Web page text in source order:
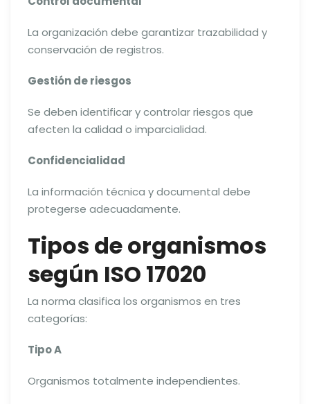
La organización debe garantizar trazabilidad y
conservación de registros.
Gestión de riesgos
Se deben identificar y controlar riesgos que
afecten la calidad o imparcialidad.
Confidencialidad
La información técnica y documental debe
protegerse adecuadamente.
Tipos de organismos
según ISO 17020
La norma clasifica los organismos en tres
categorías:
Tipo A
Organismos totalmente independientes.